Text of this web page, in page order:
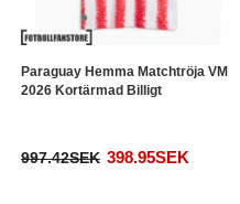
Paraguay Hemma Matchtröja VM
2026 Kortärmad Billigt
997.42SEK 398.95SEK